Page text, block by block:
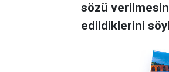
sözü
edildiklerini